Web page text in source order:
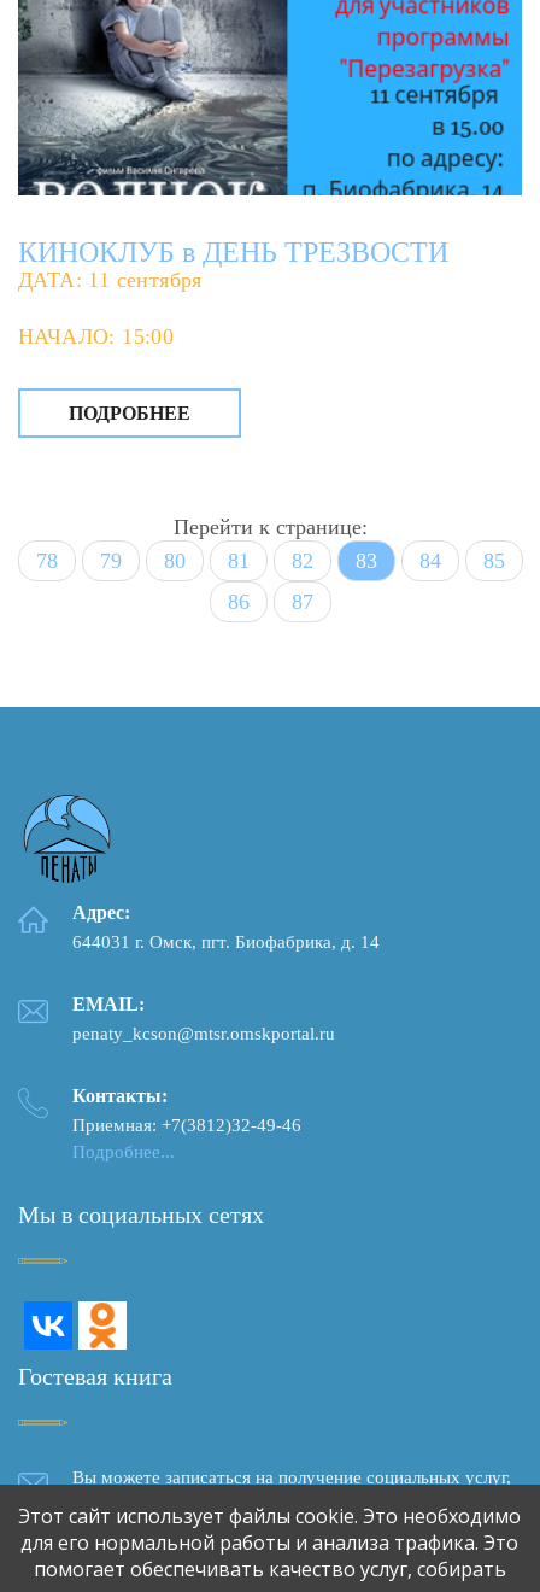
КИНОКЛУБ в ДЕНЬ ТРЕЗВОСТИ
ДАТА: 11 сентября
НАЧАЛО: 15:00
ПОДРОБНЕЕ
Перейти к странице:
78
79 80 81 82 83 84
85
86
87
Адрес:
644031 г. Омск, пгт. Биофабрика, д. 14
EMAIL:
penaty_kcson@mtsr.omskportal.ru
Контакты:
Приемная: +7(3812)32-49-46
Подробнее...
Мы в социальных сетях
Гостевая книга
Вы можете записаться на получение социальных услуг,
задать вопрос, написать отзыв о качестве социального
обслуживания, сделать предложение о сотрудничестве,
используя форму обратной связи
Этот сайт использует файлы cookie. Это необходимо
для его нормальной работы и анализа трафика. Это
помогает обеспечивать качество услуг, собирать